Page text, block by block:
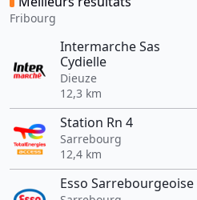
Fribourg
Intermarche Sas
Cydielle
Dieuze
12,3 km
Station Rn 4
Sarrebourg
12,4 km
Esso Sarrebourgeoise